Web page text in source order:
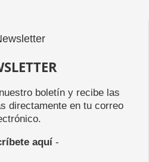
boletín y recibe las
directamente en tu correo
aquí-